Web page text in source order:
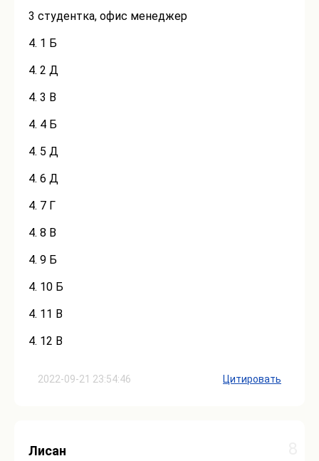
2022-09-21 23:54:46
3 студентка, офис менеджер
4. 1 Б
4. 2 Д
4. 3 В
4. 4 Б
4. 5 Д
4. 6 Д
4. 7 Г
4. 8 В
4. 9 Б
4. 10 Б
4. 11 В
4. 12 В
Цитировать
Лисан